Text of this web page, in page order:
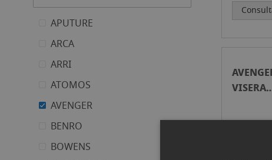
APUTURE
ARCA
ARRI
ATOMOS
AVENGER
BENRO
BOWENS
VISERA